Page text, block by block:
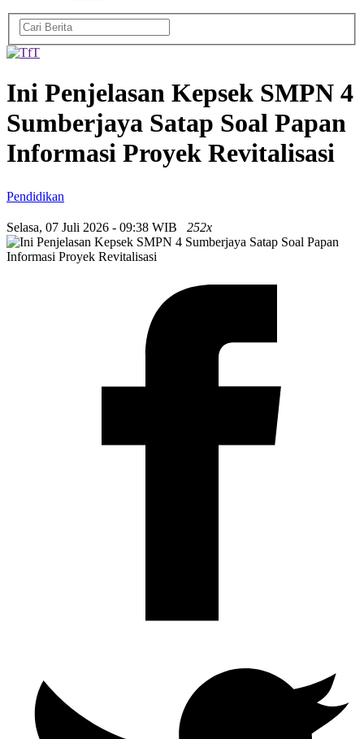
Ini Penjelasan Kepsek SMPN 4
Sumberjaya Satap Soal Papan
Informasi Proyek Revitalisasi
Pendidikan
Selasa, 07 Juli 2026 - 09:38 WIB 252x